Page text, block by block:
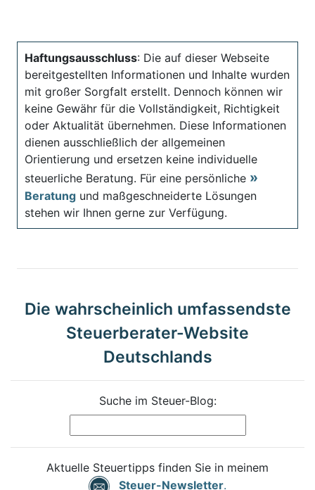
Haftungsausschluss: Die auf dieser Webseite
bereitgestellten Informationen und Inhalte wurden
mit großer Sorgfalt erstellt. Dennoch können wir
keine Gewähr für die Vollständigkeit, Richtigkeit
oder Aktualität übernehmen. Diese Informationen
dienen ausschließlich der allgemeinen
Orientierung und ersetzen keine individuelle
steuerliche Beratung. Für eine persönliche
Beratung und maßgeschneiderte Lösungen
stehen wir Ihnen gerne zur Verfügung.
Die wahrscheinlich umfassendste
Steuerberater-Website
Deutschlands
Suche im Steuer-Blog:
Aktuelle Steuertipps finden Sie in meinem
Steuer-Newsletter.